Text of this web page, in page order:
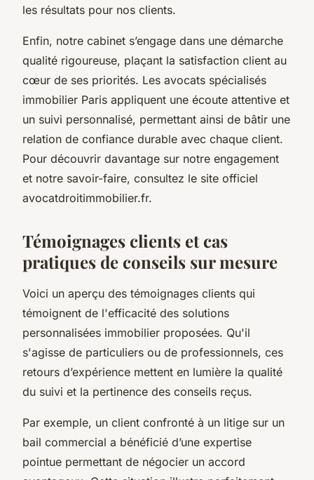
les résultats pour nos clients.
Enfin, notre cabinet s’engage dans une démarche
qualité rigoureuse, plaçant la satisfaction client au
cœur de ses priorités. Les avocats spécialisés
immobilier Paris appliquent une écoute attentive et
un suivi personnalisé, permettant ainsi de bâtir une
relation de confiance durable avec chaque client.
Pour découvrir davantage sur notre engagement
et notre savoir-faire, consultez le site officiel
avocatdroitimmobilier.fr.
Témoignages clients et cas
pratiques de conseils sur mesure
Voici un aperçu des témoignages clients qui
témoignent de l'efficacité des solutions
personnalisées immobilier proposées. Qu'il
s'agisse de particuliers ou de professionnels, ces
retours d’expérience mettent en lumière la qualité
du suivi et la pertinence des conseils reçus.
Par exemple, un client confronté à un litige sur un
bail commercial a bénéficié d’une expertise
pointue permettant de négocier un accord